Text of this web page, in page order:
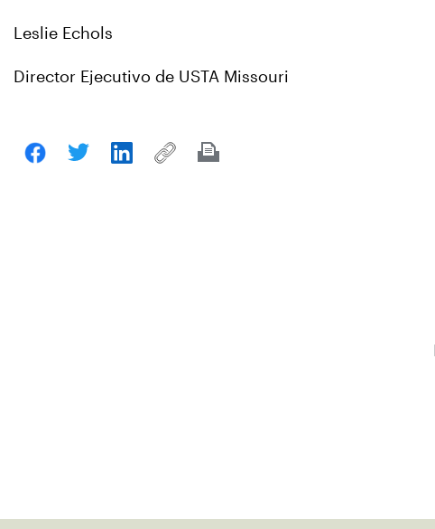
Leslie Echols
Director Ejecutivo de USTA Missouri